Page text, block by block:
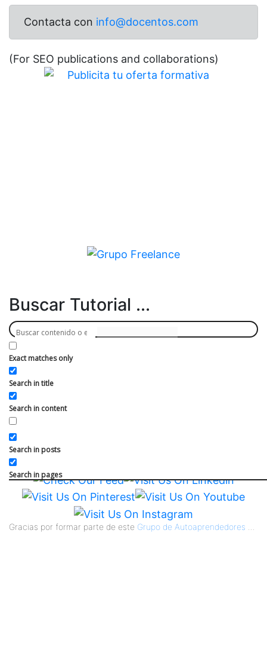
Contacta con info@docentos.com
(For SEO publications and collaborations)
Buscar Tutorial ...
Exact matches only
Search in title
Search in content
Search in posts
Search in pages
Participa en el grupo !
Gracias por formar parte de este Grupo de Autoaprendedores